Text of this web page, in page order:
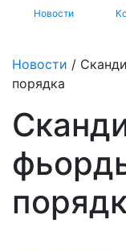
Новости
Новости /
порядка